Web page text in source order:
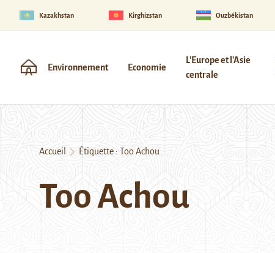
Kazakhstan Kirghizstan Ouzbékistan
Environnement Economie
L'Europe et l'Asie
centrale
Accueil Étiquette : Too Achou
Too Achou